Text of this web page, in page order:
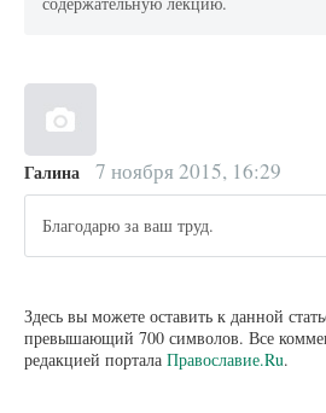
Галина 7 ноября 2015, 16:29
Благодарю за ваш труд.
Здесь вы можете оставить к данной
превышающий 700 символов. Все
редакцией портала Православие.Ru.